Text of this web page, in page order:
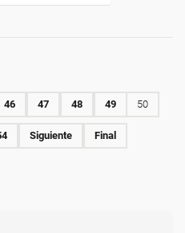
46 47 48 49 50
Siguiente Final